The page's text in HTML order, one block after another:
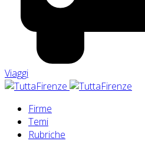
Viaggi
Firme
Temi
Rubriche